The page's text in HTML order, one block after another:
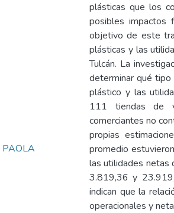
PAOLA
plásticas que los
posibles impactos
objetivo de este
plásticas y las
Tulcán. La
determinar qué
plástico y las
111 tiendas de
comerciantes no
propias
promedio
las utilidades netas
3.819,36 y
indican que la
operacionales y